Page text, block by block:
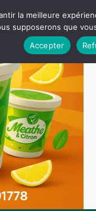
la meilleure
supposerons que
Accepter